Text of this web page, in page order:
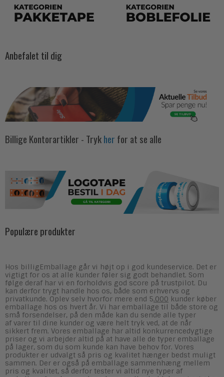
Anbefalet til dig
Billige Kontorartikler - Trykher for at se alle
Populære produkter
Hos billigEmballage går vi højt op i god kundeservice. Det er
vigtigt for os at alle kunder føler sig godt behandlet. Som
følge deraf har vi en forholdvis god score på trustpilot. Du
kan derfor trygt handle hos os, både som erhvervs og
privatkunde. Oplev selv hvorfor mere end 5.000 kunder køber
emballage hos os hvert år. Vi har emballage til både store og
små forsendelser, på den måde kan du sende alle typer
af varer til dine kunder og være helt tryk ved, at de når
sikkert frem. Vores emballage har altid konkurrencedygtige
priser og vi arbejder altid på at have alle de typer emballage
på lager, som du som kunde kan have behov for. Vores
produkter er udvalgt så pris og kvalitet hænger bedst muligt
sammen. Der er også på emballage sammenhæng mellem
pris og kvalitet, så derfor tester vi altid nye typer af